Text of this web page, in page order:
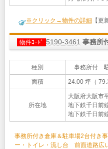
※クリック→物件の詳細 【更
物件ｺｰﾄﾞ 5190-3461 事務所
種別 事務所付 駐
面積 24.00 坪（
所在地
大阪府大阪市
地下鉄千日前
地下鉄千日前
事務所付き倉庫＆駐車場2台付き
ー・トイレ・流し台 前面道路